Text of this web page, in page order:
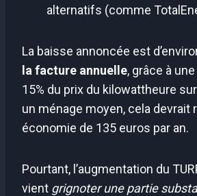
alternatifs (comme
La baisse annoncée est
la facture annuelle, grâce à
15% du prix du kilowattheure
un ménage moyen, cela devrait
économie de 135 euros par an.
Pourtant, l’augmentation du
vient grignoter une partie